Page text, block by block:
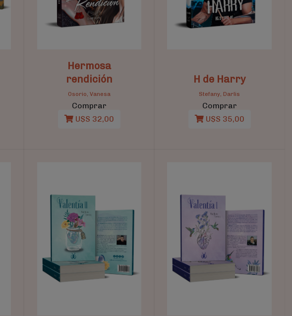
Hermosa
rendición
Osorio, Vanesa
Comprar
U$S 32,00
H de Harry
Stefany, Darlis
Comprar
U$S 35,00